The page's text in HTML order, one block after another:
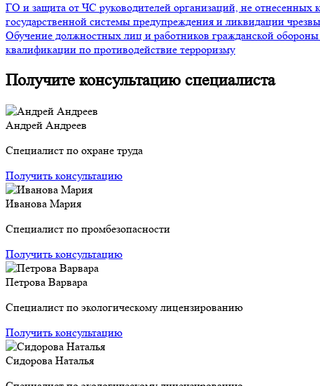
ГО и защита от ЧС руководителей организаций, не отнесенных
государственной системы предупреждения и ликвидации
Обучение должностных лиц и работников гражданской
квалификации по противодействие терроризму
Получите консультацию специалиста
Андрей Андреев
Специалист по охране труда
Получить консультацию
Иванова Мария
Специалист по промбезопасности
Получить консультацию
Петрова Варвара
Специалист по экологическому лицензированию
Получить консультацию
Сидорова Наталья